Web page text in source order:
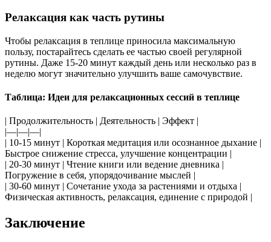
Релаксация как часть рутины
Чтобы релаксация в теплице приносила максимальную
пользу, постарайтесь сделать ее частью своей регулярной
рутины. Даже 15-20 минут каждый день или несколько раз в
неделю могут значительно улучшить ваше самочувствие.
Таблица: Идеи для релаксационных сессий в теплице
| Продолжительность | Деятельность | Эффект |
|—|—|—|
| 10-15 минут | Короткая медитация или осознанное дыхание |
Быстрое снижение стресса, улучшение концентрации |
| 20-30 минут | Чтение книги или ведение дневника |
Погружение в себя, упорядочивание мыслей |
| 30-60 минут | Сочетание ухода за растениями и отдыха |
Физическая активность, релаксация, единение с природой |
Заключение